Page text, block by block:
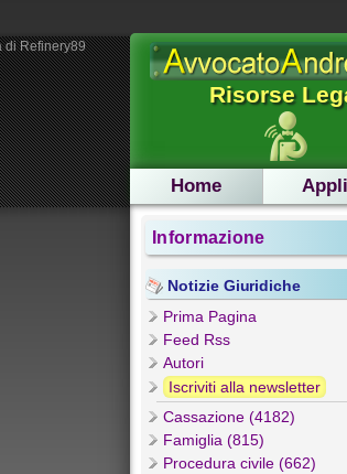
Risorse
Home
Informazione
Notizie Giuridiche
Prima Pagina
Feed Rss
Autori
Iscriviti alla newsletter
Cassazione (4182)
Famiglia (815)
Procedura civile (662)
Refinery89